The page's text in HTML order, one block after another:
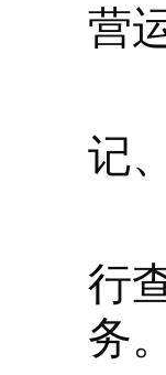
营
记
行
务。